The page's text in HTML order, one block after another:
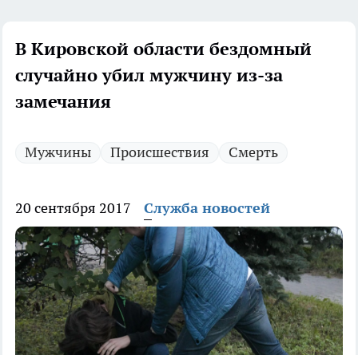
В Кировской области бездомный
случайно убил мужчину из-за
замечания
Мужчины Происшествия Смерть
20 сентября 2017 Служба новостей